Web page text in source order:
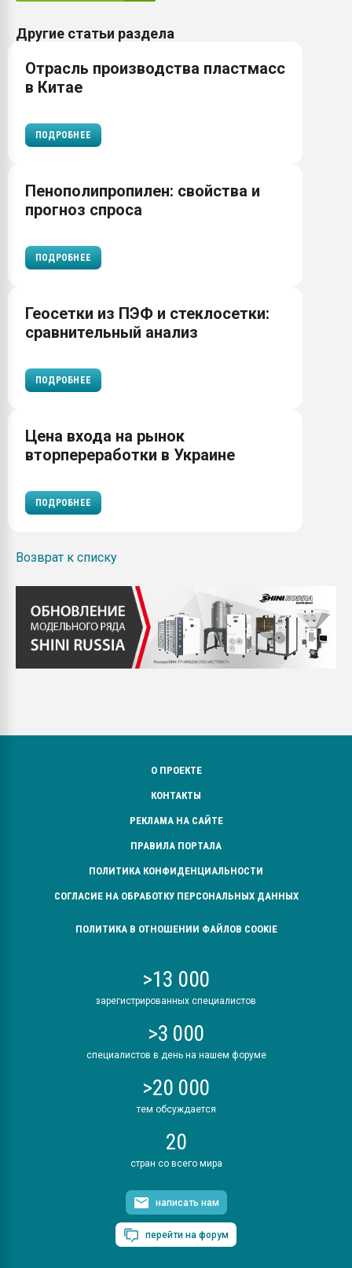
Другие статьи раздела
Отрасль производства пластмасс
в Китае
ПОДРОБНЕЕ
Пенополипропилен: свойства и
прогноз спроса
ПОДРОБНЕЕ
Геосетки из ПЭФ и стеклосетки:
сравнительный анализ
ПОДРОБНЕЕ
Цена входа на рынок
вторпереработки в Украине
ПОДРОБНЕЕ
Возврат к списку
О ПРОЕКТЕ
КОНТАКТЫ
РЕКЛАМА НА САЙТЕ
ПРАВИЛА ПОРТАЛА
ПОЛИТИКА КОНФИДЕНЦИАЛЬНОСТИ
СОГЛАСИЕ НА ОБРАБОТКУ ПЕРСОНАЛЬНЫХ ДАННЫХ
ПОЛИТИКА В ОТНОШЕНИИ ФАЙЛОВ COOKIE
>13 000
зарегистрированных специалистов
>3 000
специалистов в день на нашем форуме
>20 000
тем обсуждается
20
стран со всего мира
написать нам
перейти на форум